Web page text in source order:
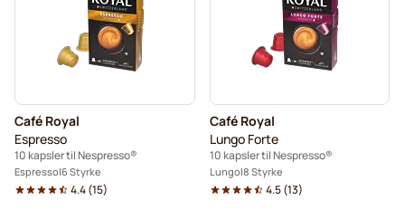
Café Royal
Espresso
10 kapsler til Nespresso®
Espresso 6 Styrke
4.4(15)
Café Royal
Lungo Forte
10 kapsler til Nespresso®
Lungo 8 Styrke
4.5(13)